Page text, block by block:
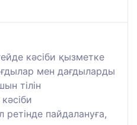
кәсіби қызметке
мен дағдыларды
тілін
пайдалануға,